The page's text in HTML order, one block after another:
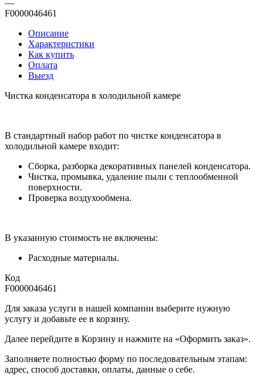
—
F0000046461
Описание
Характеристики
Как купить
Оплата
Выезд
Чистка конденсатора в холодильной камере
В стандартный набор работ по чистке конденсатора в
холодильной камере входит:
Сборка, разборка декоративных панелей конденсатора.
Чистка, промывка, удаление пыли с теплообменной
поверхности.
Проверка воздухообмена.
В указанную стоимость не включены:
Расходные материалы.
Код
F0000046461
Для заказа услуги в нашей компании выберите нужную
услугу и добавьте ее в корзину.
Далее перейдите в Корзину и нажмите на «Оформить заказ».
​​​​​​​Заполняете полностью форму по последовательным этапам:
адрес, способ доставки, оплаты, данные о себе.